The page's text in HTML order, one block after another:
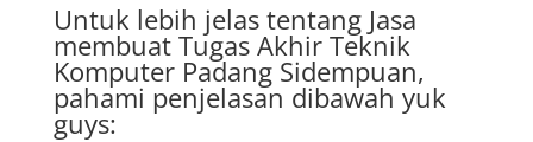
Untuk lebih jelas tentang Jasa
membuat Tugas Akhir Teknik
Komputer Padang Sidempuan,
pahami penjelasan dibawah yuk
guys: